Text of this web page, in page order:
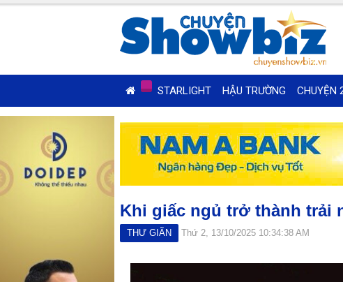
STARLIGHT HẬU TRƯỜNG CHUYỆN
Khi giấc ngủ trở thành trải
THƯ GIÃN Thứ 2, 13/10/2025 10:34:38 AM